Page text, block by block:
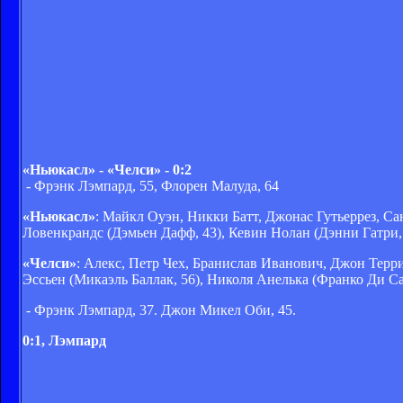
«Ньюкасл» - «Челси» - 0:2
- Фрэнк Лэмпард, 55, Флорен Малуда, 64
«Ньюкасл»: Майкл Оуэн, Никки Батт, Джонас Гутьеррез,
Ловенкрандс (Дэмьен Дафф, 43), Кевин Нолан (Дэнни
«Челси»: Алекс, Петр Чех, Бранислав Иванович, Джон
Эссьен (Микаэль Баллак, 56), Николя Анелька (Франко Ди
- Фрэнк Лэмпард, 37. Джон Микел Оби, 45.
0:1, Лэмпард